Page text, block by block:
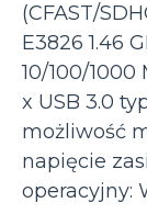
(CFAST/
E3826 1.46
10/100/1000
x USB 3.0
możliwość
napięcie
operacyjny: